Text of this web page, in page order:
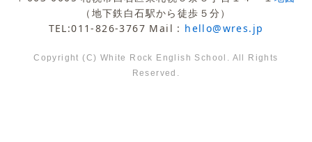
（地下鉄白石駅から徒歩５分）
TEL:011-826-3767 Mail : hello@wres.jp
Copyright (C) White Rock English School. All Rights
Reserved.